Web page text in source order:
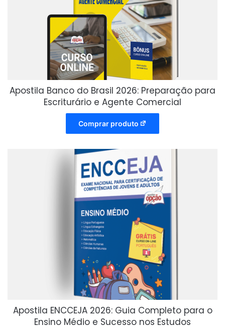
Apostila Banco do Brasil 2026: Preparação para
Escriturário e Agente Comercial
Comprar produto
Apostila ENCCEJA 2026: Guia Completo para o
Ensino Médio e Sucesso nos Estudos